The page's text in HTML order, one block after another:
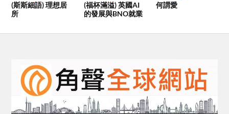
(斯斯細語) 理想居
所
(福杯滿溢) 英國AI
的發展與BNO就業
何謂愛